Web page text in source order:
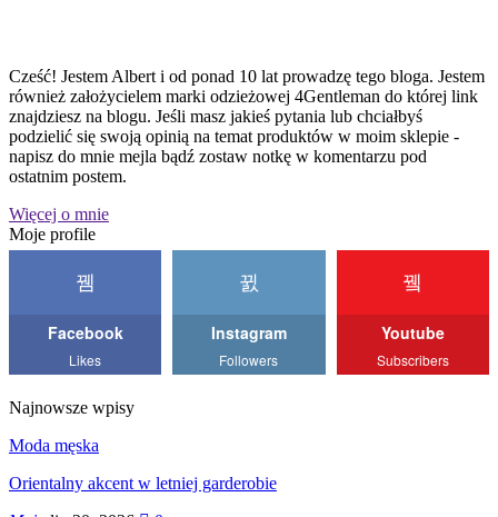
Cześć! Jestem Albert i od ponad 10 lat prowadzę tego bloga. Jestem
również założycielem marki odzieżowej 4Gentleman do której link
znajdziesz na blogu. Jeśli masz jakieś pytania lub chciałbyś
podzielić się swoją opinią na temat produktów w moim sklepie -
napisz do mnie mejla bądź zostaw notkę w komentarzu pod
ostatnim postem.
Więcej o mnie
Moje profile
Facebook
Likes
Instagram
Followers
Youtube
Subscribers
Najnowsze wpisy
Moda męska
Orientalny akcent w letniej garderobie